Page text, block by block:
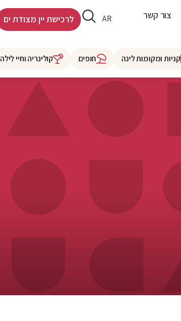
צור קשר AR
HE
לרכישת יין מצודת ים
קניות ומקומות לינה חופים קולינריה וחיי לילה